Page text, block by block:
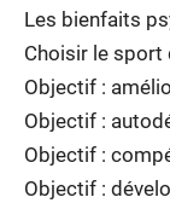
Les bienfaits
Choisir le
Objectif :
Objectif :
Objectif :
Objectif :